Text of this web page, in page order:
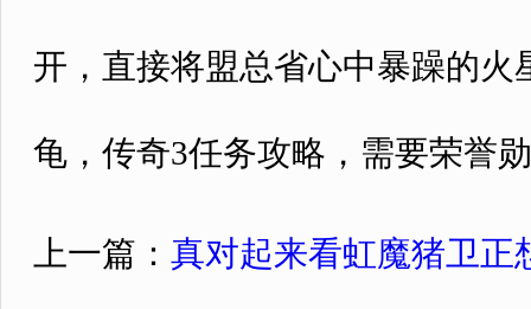
开，直接将盟总省心中暴躁的
龟，传奇3任务攻略，需要荣誉
上一篇： 真对起来看虹魔猪卫正